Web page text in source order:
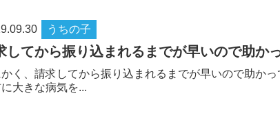
うちの子
してから振り込まれるまでが早いので助か
かく、請求してから振り込まれるまでが早いので助か
大きな病気を...